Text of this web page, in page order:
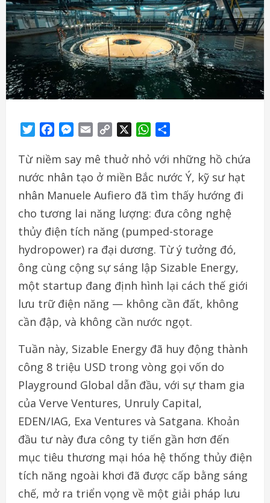
TwitterFacebookMessenger
Email
Copy
WhatsApp
Từ niềm say mê thuở nhỏ với những hồ chứa
nước nhân tạo ở miền Bắc nước Ý, kỹ sư hạt
nhân Manuele Aufiero đã tìm thấy hướng đi
cho tương lai năng lượng: đưa công nghệ
thủy điện tích năng (pumped-storage
hydropower) ra đại dương. Từ ý tưởng đó,
ông cùng cộng sự sáng lập Sizable Energy,
một startup đang định hình lại cách thế giới
lưu trữ điện năng — không cần đất, không
cần đập, và không cần nước ngọt.
Tuần này, Sizable Energy đã huy động thành
công 8 triệu USD trong vòng gọi vốn do
Playground Global dẫn đầu, với sự tham gia
của Verve Ventures, Unruly Capital,
EDEN/IAG, Exa Ventures và Satgana. Khoản
đầu tư này đưa công ty tiến gần hơn đến
mục tiêu thương mại hóa hệ thống thủy điện
tích năng ngoài khơi đã được cấp bằng sáng
chế, mở ra triển vọng về một giải pháp lưu